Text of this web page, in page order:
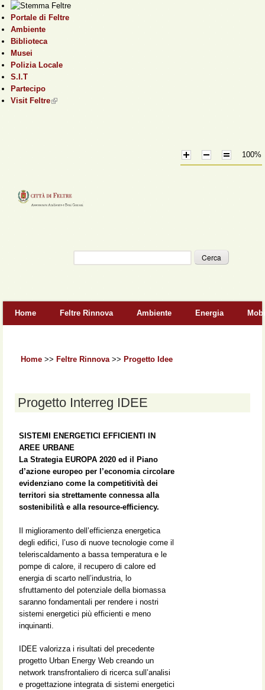
Portale di Feltre
Ambiente
Biblioteca
Musei
Polizia Locale
S.I.T
Partecipo
Visit Feltre(link is external)
100%
Home Feltre Rinnova Ambiente Energia
Home >> Feltre Rinnova >> Progetto Idee
Progetto Interreg IDEE
SISTEMI ENERGETICI EFFICIENTI IN
AREE URBANE
La Strategia EUROPA 2020 ed il Piano
d’azione europeo per l’economia circolare
evidenziano come la competitività dei
territori sia strettamente connessa alla
sostenibilità e alla resource-efficiency.
Il miglioramento dell’efficienza energetica
degli edifici, l’uso di nuove tecnologie come il
teleriscaldamento a bassa temperatura e le
pompe di calore, il recupero di calore ed
energia di scarto nell’industria, lo
sfruttamento del potenziale della biomassa
saranno fondamentali per rendere i nostri
sistemi energetici più efficienti e meno
inquinanti.
IDEE valorizza i risultati del precedente
progetto Urban Energy Web creando un
network transfrontaliero di ricerca sull’analisi
e progettazione integrata di sistemi energetici